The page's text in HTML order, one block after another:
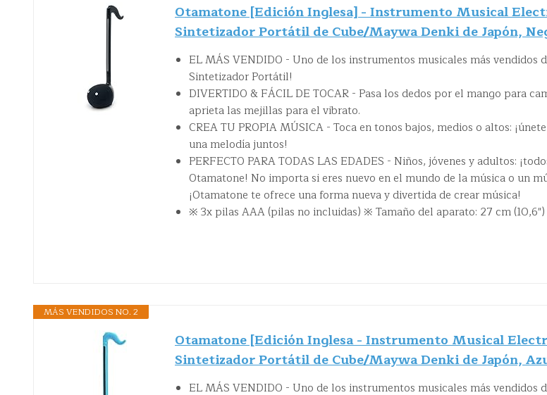
Otamatone [Edición Inglesa] - Instrumento Musical
Sintetizador Portátil de Cube/Maywa Denki de Japón,
EL MÁS VENDIDO - Uno de los instrumentos musicales más vendidos
Sintetizador Portátil!
DIVERTIDO & FÁCIL DE TOCAR - Pasa los dedos por el mango para
aprieta las mejillas para el vibrato.
CREA TU PROPIA MÚSICA - Toca en tonos bajos, medios o altos:
una melodía juntos!
PERFECTO PARA TODAS LAS EDADES - Niños, jóvenes y adultos:
Otamatone! No importa si eres nuevo en el mundo de la música o un
¡Otamatone te ofrece una forma nueva y divertida de crear música!
※ 3x pilas AAA (pilas no incluidas) ※ Tamaño del aparato: 27 cm
MÁS VENDIDOS NO. 2
Otamatone [Edición Inglesa - Instrumento Musical
Sintetizador Portátil de Cube/Maywa Denki de Japón,
EL MÁS VENDIDO - Uno de los instrumentos musicales más vendidos